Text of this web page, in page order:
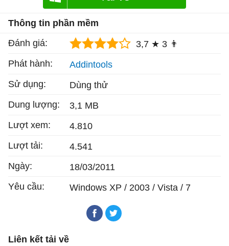
Thông tin phần mềm
Đánh giá:
3,7 ★ 3 👨
Phát hành:
Addintools
Sử dụng:
Dùng thử
Dung lượng:
3,1 MB
Lượt xem:
4.810
Lượt tải:
4.541
Ngày:
18/03/2011
Yêu cầu:
Windows XP / 2003 / Vista / 7
Liên kết tải về